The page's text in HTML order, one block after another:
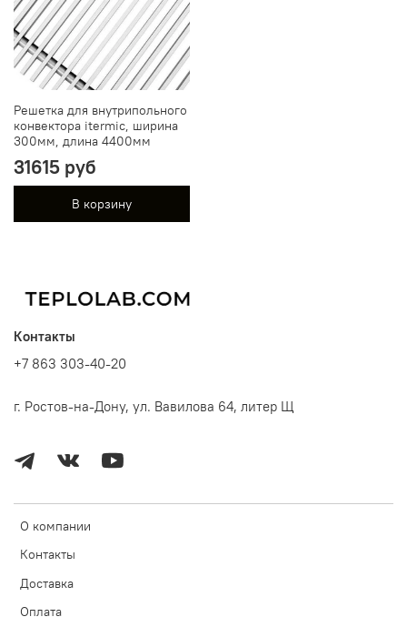
Решетка для внутрипольного
конвектора itermic, ширина
300мм, длина 4400мм
31615 руб
В корзину
О компании
Контакты
Доставка
Оплата
Контакты
+7 863 303-40-20
г. Ростов-на-Дону, ул. Вавилова 64, литер Щ